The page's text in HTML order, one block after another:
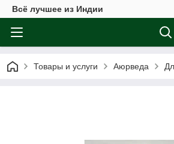
Всё лучшее из Индии
Товары и услуги Аюрведа